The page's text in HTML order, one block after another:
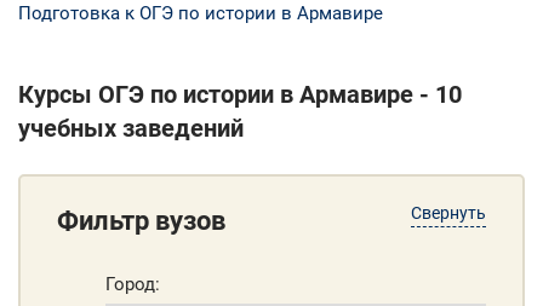
Подготовка к ОГЭ по истории в Армавире
Курсы ОГЭ по истории в Армавире - 10
учебных заведений
Свернуть
Фильтр вузов
Город: